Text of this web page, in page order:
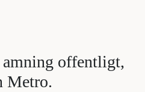
offentligt,
Metro.